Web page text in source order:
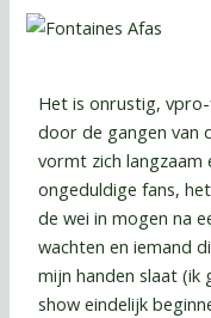
Het is onrustig,
door de gangen van
vormt zich langzaam
ongeduldige fans,
de wei in mogen na
wachten en iemand
mijn handen slaat (ik
show eindelijk